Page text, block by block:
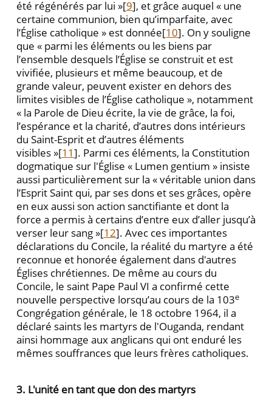
été régénérés par lui »[9], et grâce auquel « une
certaine communion, bien qu’imparfaite, avec
l’Église catholique » est donnée[10]. On y souligne
que « parmi les éléments ou les biens par
l’ensemble desquels l’Église se construit et est
vivifiée, plusieurs et même beaucoup, et de
grande valeur, peuvent exister en dehors des
limites visibles de l’Église catholique », notamment
« la Parole de Dieu écrite, la vie de grâce, la foi,
l’espérance et la charité, d’autres dons intérieurs
du Saint-Esprit et d’autres éléments
visibles »[11]. Parmi ces éléments, la Constitution
dogmatique sur l'Église « Lumen gentium » insiste
aussi particulièrement sur la « véritable union dans
l’Esprit Saint qui, par ses dons et ses grâces, opère
en eux aussi son action sanctifiante et dont la
force a permis à certains d’entre eux d’aller jusqu’à
verser leur sang »[12]. Avec ces importantes
déclarations du Concile, la réalité du martyre a été
reconnue et honorée également dans d'autres
Églises chrétiennes. De même au cours du
Concile, le saint Pape Paul VI a confirmé cette
nouvelle perspective lorsqu’au cours de la 103e
Congrégation générale, le 18 octobre 1964, il a
déclaré saints les martyrs de l'Ouganda, rendant
ainsi hommage aux anglicans qui ont enduré les
mêmes souffrances que leurs frères catholiques.
3. L'unité en tant que don des martyrs